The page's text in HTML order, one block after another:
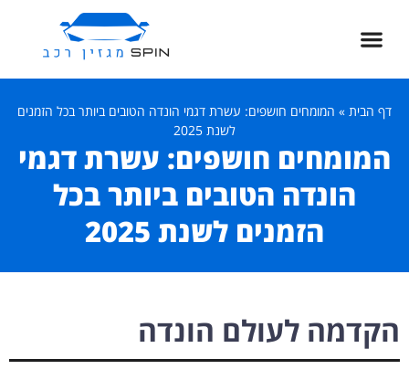
דף הבית » המומחים חושפים: עשרת דגמי הונדה הטובים ביותר בכל הזמנים
לשנת 2025
המומחים חושפים: עשרת דגמי
הונדה הטובים ביותר בכל
הזמנים לשנת 2025
הקדמה לעולם הונדה